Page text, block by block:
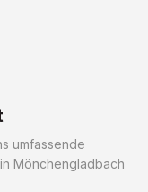
umfassende
Mönchengladbach